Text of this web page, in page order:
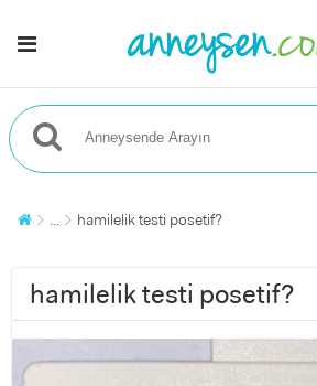
... hamilelik testi posetif?
hamilelik testi posetif?